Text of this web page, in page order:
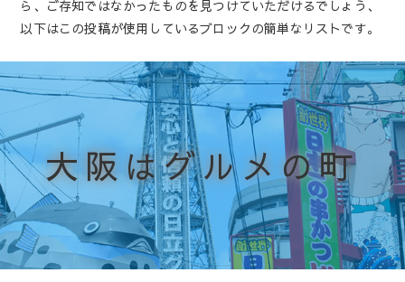
ら、ご存知ではなかったものを見つけていただけるでしょう、
以下はこの投稿が使用しているブロックの簡単なリストです。
大阪はグルメの町